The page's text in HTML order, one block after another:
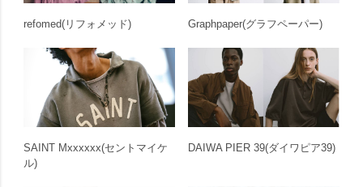
refomed(リフォメッド) Graphpaper(グラフペーパー)
SAINT Mxxxxxx(セントマイケ
ル)
DAIWA PIER 39(ダイワピア39)